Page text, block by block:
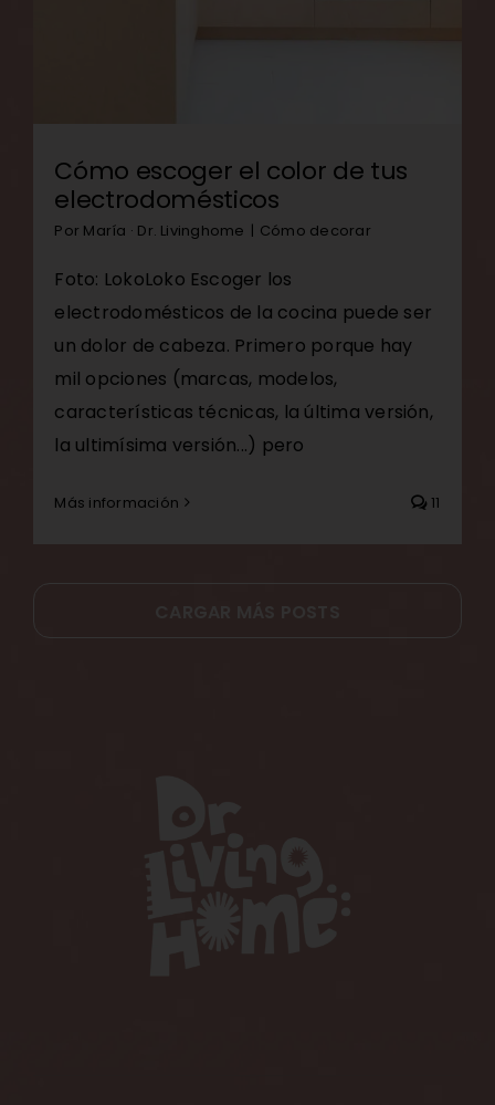
Cómo escoger el color de tus
electrodomésticos
Por María · Dr. Livinghome | Cómo decorar
Foto: LokoLoko Escoger los
electrodomésticos de la cocina puede ser
un dolor de cabeza. Primero porque hay
mil opciones (marcas, modelos,
características técnicas, la última versión,
la ultimísima versión...) pero
Más información 11